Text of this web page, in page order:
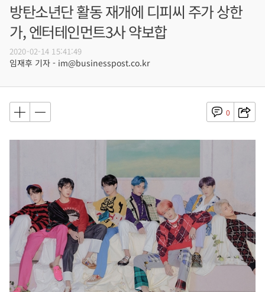
방탄소년단 활동 재개에 디피씨 주가 상한
가, 엔터테인먼트3사 약보합
2020-02-14 15:41:49
임재후 기자 - im@businesspost.co.kr
0